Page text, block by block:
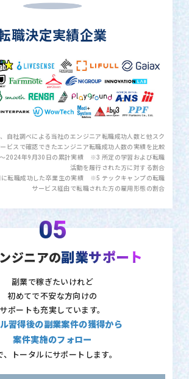
職決定実績企業
自社調べによる当社のエンジニア転職成功人数と他スク
ビスで確認できたエンジニア転職成功人数の実績を比較
2024年9月30日の累計実績 ※3 所定の学習および転職
活動を履行された方に対する割合
転職成功した卒業生の実績 ※5 テックキャンプの転職
サービス経由で転職された方の雇用形態の割合
05
ジニアの副業サポート
副業で稼ぎたいけれど
初めてで不安な方向けの
サポートも充実しています。
習得後の副業案件の獲得から
案件実施のフォロー
、トータルにサポートします。